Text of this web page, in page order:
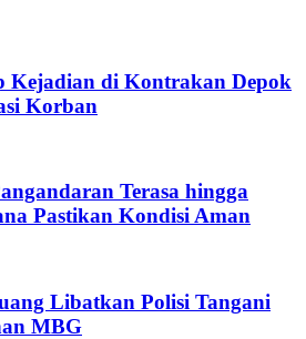
Kejadian di Kontrakan Depok
Korban
Terasa hingga
Pastikan Kondisi Aman
Libatkan Polisi Tangani
MBG